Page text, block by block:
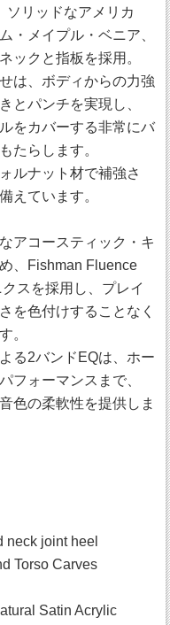
ソリッドなアメリカ
・メイプル・ベニア、
ックと指板を採用。
は、ボディからの力強
とパンチを実現し、
をカバーする非常にバ
たらします。
ルナット材で補強さ
えています。
アコースティック・キ
、Fishman Fluence
スを採用し、プレイ
を色付けすることなく
。
る2バンドEQは、ホー
フォーマンスまで、
色の柔軟性を提供しま
neck joint heel
Torso Carves
Satin Acrylic